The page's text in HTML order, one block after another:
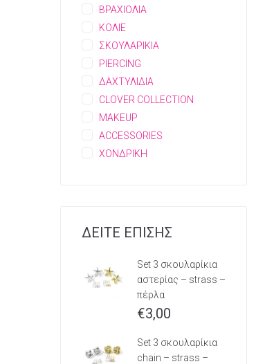
ΒΡΑΧΙΟΛΙΑ
ΚΟΛΙΕ
ΣΚΟΥΛΑΡΙΚΙΑ
PIERCING
ΔΑΧΤΥΛΙΔΙΑ
CLOVER COLLECTION
MAKEUP
ACCESSORIES
ΧΟΝΔΡΙΚΗ
ΔΕΙΤΕ ΕΠΙΣΗΣ
Set 3 σκουλαρίκια
αστερίας – strass –
πέρλα
€3,00
Set 3 σκουλαρίκια
chain – strass –